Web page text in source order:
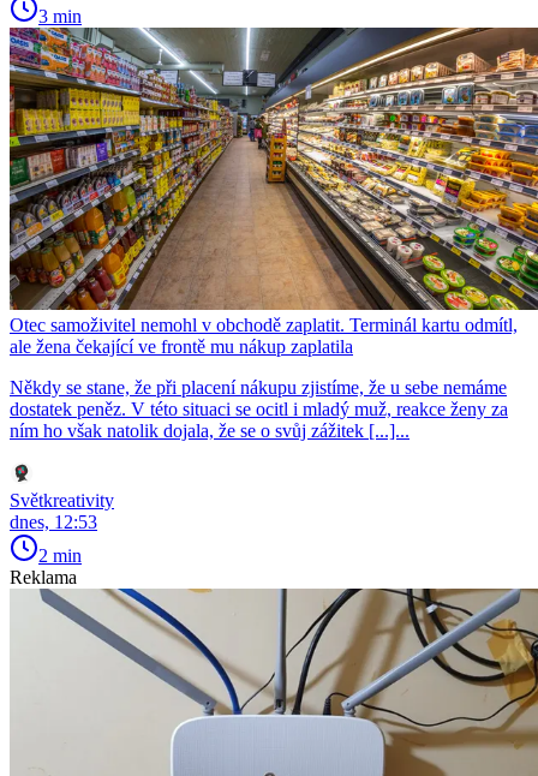
3 min
Otec samoživitel nemohl v obchodě zaplatit. Terminál kartu odmítl,
ale žena čekající ve frontě mu nákup zaplatila
Někdy se stane, že při placení nákupu zjistíme, že u sebe nemáme
dostatek peněz. V této situaci se ocitl i mladý muž, reakce ženy za
ním ho však natolik dojala, že se o svůj zážitek [...]...
Světkreativity
dnes, 12:53
2 min
Reklama